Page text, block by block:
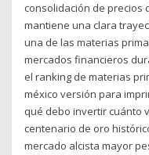
consolidación de precios
mantiene una clara
una de las materias
mercados financieros
el ranking de materias
méxico versión para
qué debo invertir cuánto
centenario de oro
mercado alcista mayor